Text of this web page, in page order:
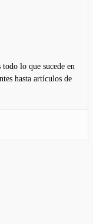
lo que sucede en
hasta artículos de